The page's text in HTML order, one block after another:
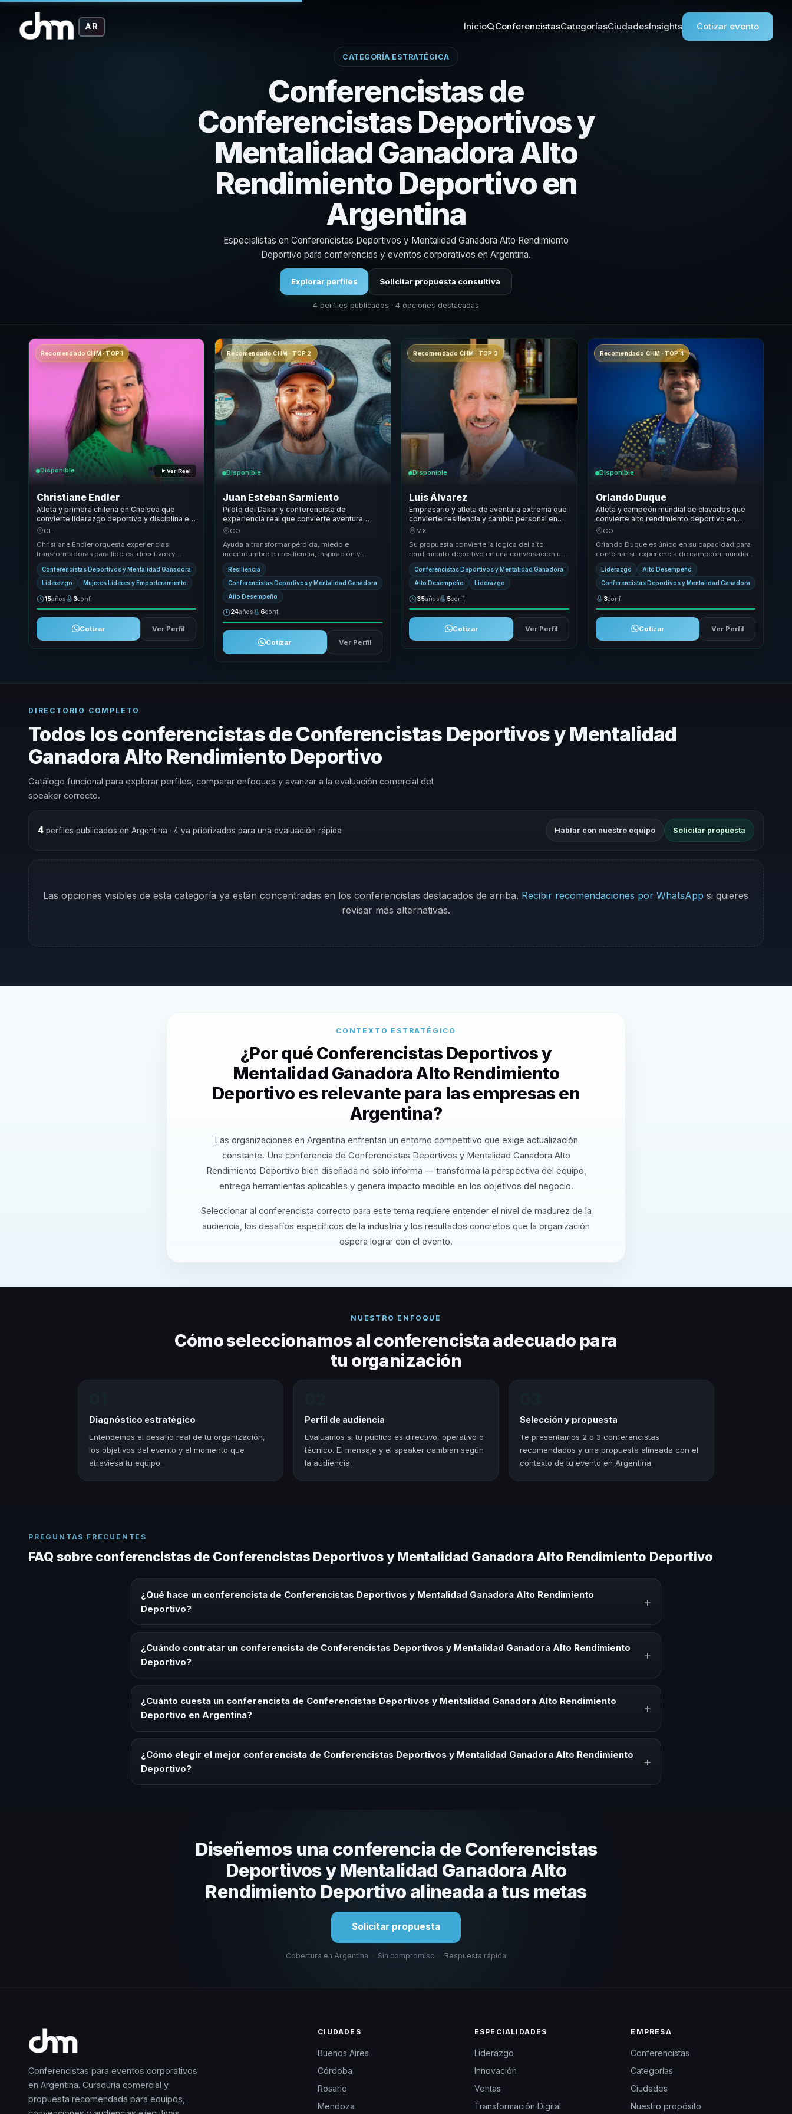
AR Inicio ConferencistasCategoríasCiudadesInsights Cotizar evento
CATEGORÍA ESTRATÉGICA
Conferencistas de
Conferencistas Deportivos y
Mentalidad Ganadora Alto
Rendimiento Deportivo en
Argentina
Especialistas en Conferencistas Deportivos y Mentalidad Ganadora Alto Rendimiento
Deportivo para conferencias y eventos corporativos en Argentina.
Explorar perfiles Solicitar propuesta consultiva
4 perfiles publicados · 4 opciones destacadas
Recomendado CHM · TOP 1
Disponible Ver Reel
Christiane Endler
Atleta y primera chilena en Chelsea que
convierte liderazgo deportivo y disciplina en
alto rendimiento para equipos y empresas.
CL
Christiane Endler orquesta experiencias
transformadoras para líderes, directivos y
responsables de equipos, ayudándoles a dejar
atrás la ...
Conferencistas Deportivos y Mentalidad Ganadora
Liderazgo Mujeres Líderes y Empoderamiento
15años 3conf.
Cotizar Ver Perfil
Recomendado CHM · TOP 2
Disponible
Juan Esteban Sarmiento
Piloto del Dakar y conferencista de
experiencia real que convierte aventura
extrema y cambio personal en foco para
CO
Ayuda a transformar pérdida, miedo e
incertidumbre en resiliencia, inspiración y
superación con mentalidad de alto
rendimiento, disciplin...
Resiliencia
Conferencistas Deportivos y Mentalidad Ganadora
Alto Desempeño
24años 6conf.
Cotizar Ver Perfil
Recomendado CHM · TOP 3
Disponible
Luis Álvarez
Empresario y atleta de aventura extrema que
convierte resiliencia y cambio personal en
foco y rendimiento para lideres y equipos.
MX
Su propuesta convierte la logica del alto
rendimiento deportivo en una conversacion util
para negocio. Traduce disciplina, resistencia
me...
Conferencistas Deportivos y Mentalidad Ganadora
Alto Desempeño Liderazgo
35años 5conf.
Cotizar Ver Perfil
Recomendado CHM · TOP 4
Disponible
Orlando Duque
Atleta y campeón mundial de clavados que
convierte alto rendimiento deportivo en
liderazgo, foco y toma de decisiones para
CO
Orlando Duque es único en su capacidad para
combinar su experiencia de campeón mundial
con estrategias empresariales efectivas. Su
enfoqu...
Liderazgo Alto Desempeño
Conferencistas Deportivos y Mentalidad Ganadora
3conf.
Cotizar Ver Perfil
DIRECTORIO COMPLETO
Todos los conferencistas de Conferencistas Deportivos y Mentalidad
Ganadora Alto Rendimiento Deportivo
Catálogo funcional para explorar perfiles, comparar enfoques y avanzar a la evaluación comercial del
speaker correcto.
4perfiles publicados en Argentina · 4 ya priorizados para una evaluación rápida Hablar con nuestro equipo Solicitar propuesta
Las opciones visibles de esta categoría ya están concentradas en los conferencistas destacados de arriba. Recibir recomendaciones por WhatsApp si quieres
revisar más alternativas.
CONTEXTO ESTRATÉGICO
¿Por qué Conferencistas Deportivos y
Mentalidad Ganadora Alto Rendimiento
Deportivo es relevante para las empresas en
Argentina?
Las organizaciones en Argentina enfrentan un entorno competitivo que exige actualización
constante. Una conferencia de Conferencistas Deportivos y Mentalidad Ganadora Alto
Rendimiento Deportivo bien diseñada no solo informa — transforma la perspectiva del equipo,
entrega herramientas aplicables y genera impacto medible en los objetivos del negocio.
Seleccionar al conferencista correcto para este tema requiere entender el nivel de madurez de la
audiencia, los desafíos específicos de la industria y los resultados concretos que la organización
espera lograr con el evento.
NUESTRO ENFOQUE
Cómo seleccionamos al conferencista adecuado para
tu organización
Diagnóstico estratégico
Entendemos el desafío real de tu organización,
los objetivos del evento y el momento que
atraviesa tu equipo.
Perfil de audiencia
Evaluamos si tu público es directivo, operativo o
técnico. El mensaje y el speaker cambian según
la audiencia.
Selección y propuesta
Te presentamos 2 o 3 conferencistas
recomendados y una propuesta alineada con el
contexto de tu evento en Argentina.
PREGUNTAS FRECUENTES
FAQ sobre conferencistas de Conferencistas Deportivos y Mentalidad Ganadora Alto Rendimiento Deportivo
¿Qué hace un conferencista de Conferencistas Deportivos y Mentalidad Ganadora Alto Rendimiento
Deportivo?
+
conocimiento, estrategias y experiencias sobre este tema en eventos corporativos, convenciones y seminarios. Su objetivo es
generar reflexión, inspiración y herramientas aplicables para la audiencia.
¿Cuándo contratar un conferencista de Conferencistas Deportivos y Mentalidad Ganadora Alto Rendimiento
Deportivo?
+
convenciones anuales, programas de desarrollo, eventos de integración o cuando tu organización necesita impulsar un cambio
cultural relacionado con esta temática.
¿Cuánto cuesta un conferencista de Conferencistas Deportivos y Mentalidad Ganadora Alto Rendimiento
Deportivo en Argentina?
+
inicial y propuesta consultiva adaptada a tu presupuesto.
¿Cómo elegir el mejor conferencista de Conferencistas Deportivos y Mentalidad Ganadora Alto Rendimiento
Deportivo?
+
Diseñemos una conferencia de Conferencistas
Deportivos y Mentalidad Ganadora Alto
Rendimiento Deportivo alineada a tus metas
Solicitar propuesta
Cobertura en Argentina · Sin compromiso · Respuesta rápida
Conferencistas para eventos corporativos
en Argentina. Curaduría comercial y
propuesta recomendada para equipos,
CIUDADES
Buenos Aires
Córdoba
Rosario
Mendoza
ESPECIALIDADES
Liderazgo
Innovación
Ventas
Transformación Digital
EMPRESA
Conferencistas
Categorías
Ciudades
Nuestro propósito